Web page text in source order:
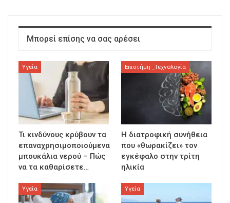
Μπορεί επίσης να σας αρέσει
Υγεία
Τι κινδύνους κρύβουν τα
επαναχρησιμοποιούμενα
μπουκάλια νερού – Πώς
να τα καθαρίσετε…
Επιστήμη _Τεχνολογία
Η διατροφική συνήθεια
που «θωρακίζει» τον
εγκέφαλο στην τρίτη
ηλικία
Υγεία Υγεία